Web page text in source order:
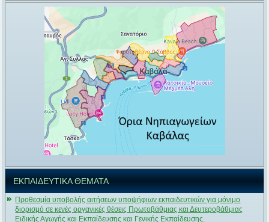
ΕΚΠΑΙΔΕΥΤΙΚΑ ΘΕΜΑΤΑ
Προθεσμία υποβολής αιτήσεων υποψήφιων εκπαιδευτικών για μόνιμο
διορισμό σε κενές οργανικές θέσεις Πρωτοβάθμιας και Δευτεροβάθμιας
Ειδικής Αγωγής και Εκπαίδευσης και Γενικής Εκπαίδευσης.